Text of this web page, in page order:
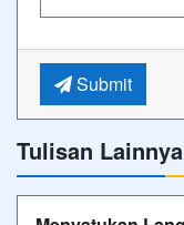
Submit
Tulisan Lainnya